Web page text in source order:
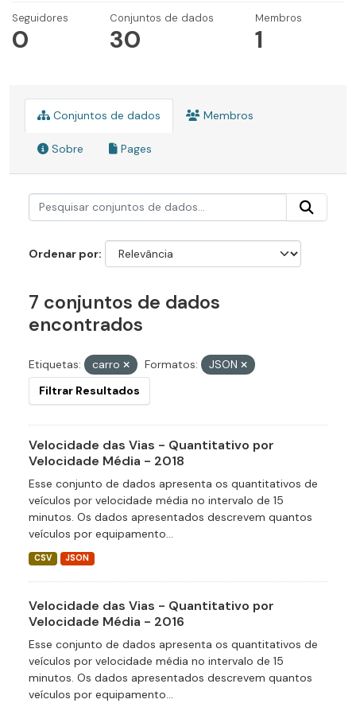
Seguidores
0
Conjuntos de dados
30
Membros
1
Conjuntos de dados Membros
Sobre Pages
Ordenar por
7 conjuntos de dados
encontrados
Etiquetas: carro Formatos:
JSON
Filtrar Resultados
Velocidade das Vias - Quantitativo por
Velocidade Média - 2018
Esse conjunto de dados apresenta os quantitativos de
veículos por velocidade média no intervalo de 15
minutos. Os dados apresentados descrevem quantos
veículos por equipamento...
CSV JSON
Velocidade das Vias - Quantitativo por
Velocidade Média - 2016
Esse conjunto de dados apresenta os quantitativos de
veículos por velocidade média no intervalo de 15
minutos. Os dados apresentados descrevem quantos
veículos por equipamento...